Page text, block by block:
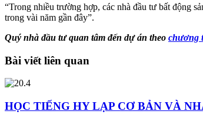
“Trong nhiều trường hợp, các nhà đầu tư bất động
trong vài năm gần đây”.
Quý nhà đầu tư quan tâm đến dự án theo chương
Bài viết liên quan
HỌC TIẾNG HY LẠP CƠ BẢN VÀ